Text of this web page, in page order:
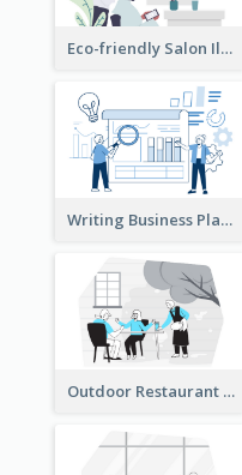
Eco-friendly Salon Illustration
Writing Business Plan Illustration
Outdoor Restaurant Illustration